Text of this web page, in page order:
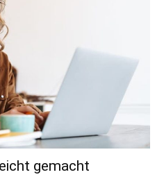
gemacht